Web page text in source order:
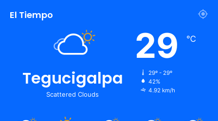
El Tiempo
Tegucigalpa
Scattered Clouds
29 ℃
29º - 29º
42%
4.92 km/h